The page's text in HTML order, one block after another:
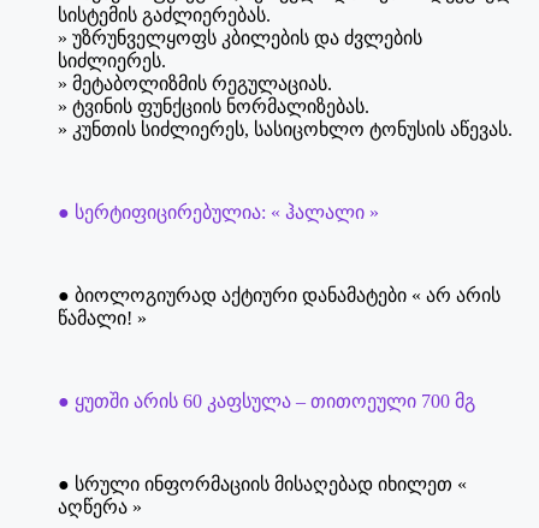
სისტემის გაძლიერებას.
» უზრუნველყოფს კბილების და ძვლების
სიძლიერეს.
» მეტაბოლიზმის რეგულაციას.
» ტვინის ფუნქციის ნორმალიზებას.
» კუნთის სიძლიერეს, სასიცოხლო ტონუსის აწევას.
● სერტიფიცირებულია: « ჰალალი »
● ბიოლოგიურად აქტიური დანამატები « არ არის
წამალი! »
● ყუთში არის 60 კაფსულა – თითოეული 700 მგ
● სრული ინფორმაციის მისაღებად იხილეთ «
აღწერა »